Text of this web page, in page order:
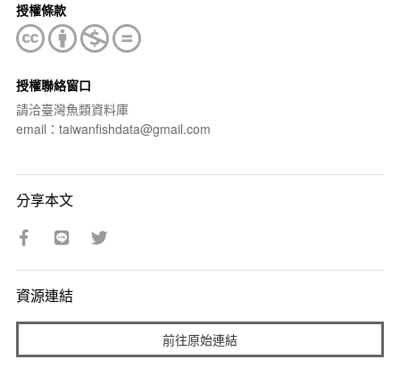
授權條款
授權聯絡窗口
請洽臺灣魚類資料庫
email：taiwanfishdata@gmail.com
分享本文
資源連結
前往原始連結